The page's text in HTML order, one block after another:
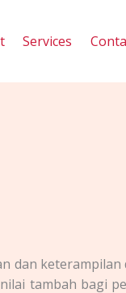
Services
keterampilan
tambah bagi